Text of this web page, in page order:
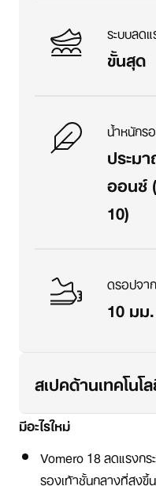
ระบบลด
ขั้นสุด
น้ำหนักร
ประม
ออนซ์
10)
ดรอปจา
10 มม.
สเปคด้านเทคโนโ
มีอะไรใหม่
Vomero 18 ลดแรงก
รองเท้าชั้นกลางที่สูงขึ้